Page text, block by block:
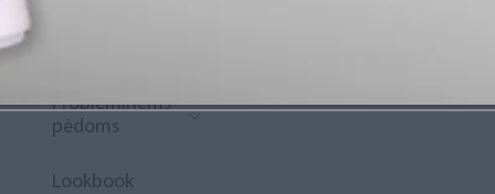
Probleminėms
pėdoms
Lookbook